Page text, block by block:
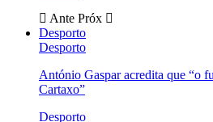
Ante Próx
Desporto
Desporto
António Gaspar acredita que “o
Cartaxo”
Desporto